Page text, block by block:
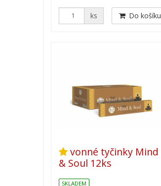
ks Do košíku
vonné tyčinky Mind
& Soul 12ks
SKLADEM